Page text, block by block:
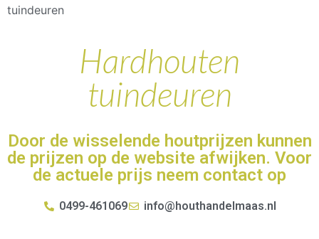
tuindeuren
Hardhouten
tuindeuren
Door de wisselende houtprijzen kunnen
de prijzen op de website afwijken. Voor
de actuele prijs neem contact op
0499-461069 info@houthandelmaas.nl